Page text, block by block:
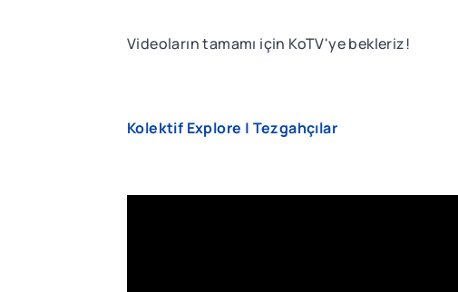
Videoların tamamı için KoTV'ye bekleriz!
Kolektif Explore | Tezgahçılar